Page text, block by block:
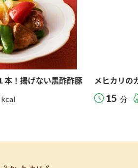
本！揚げない黒酢酢豚
kcal
メヒカリの
15 分